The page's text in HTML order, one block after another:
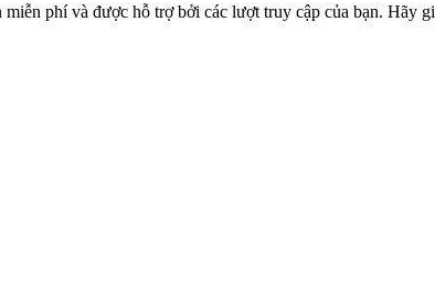
phí và được hỗ trợ bởi các lượt truy cập của bạn. Hãy